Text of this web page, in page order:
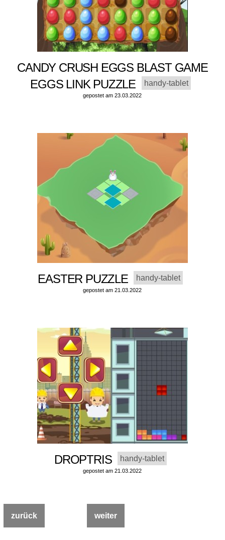
CANDY CRUSH EGGS BLAST GAME
EGGS LINK PUZZLE
handy-tablet
gepostet am 23.03.2022
EASTER PUZZLE handy-tablet
gepostet am 21.03.2022
DROPTRIS handy-tablet
gepostet am 21.03.2022
zurück weiter